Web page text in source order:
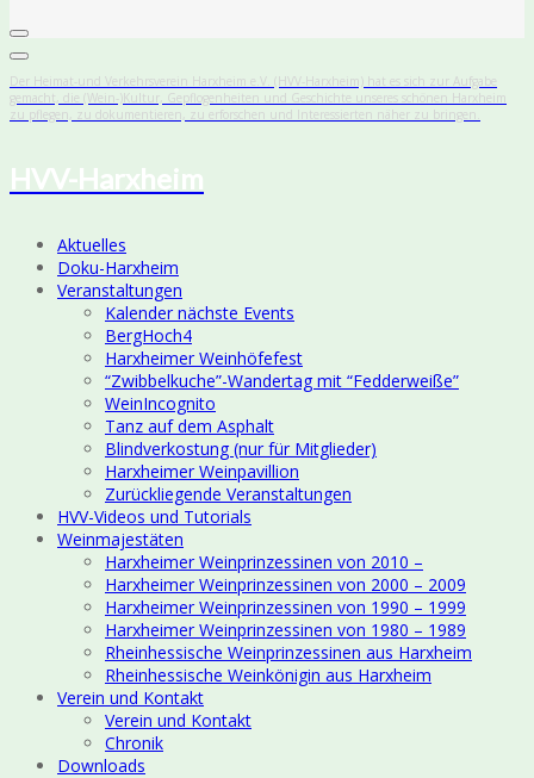
Der Heimat-und Verkehrsverein Harxheim e.V. (HVV-Harxheim) hat es sich zur Aufgabe
gemacht, die (Wein-)Kultur, Gepflogenheiten und Geschichte unseres schönen Harxheim
zu pflegen, zu dokumentieren, zu erforschen und Interessierten näher zu bringen.
HVV-Harxheim
Aktuelles
Doku-Harxheim
Veranstaltungen
Kalender nächste Events
BergHoch4
Harxheimer Weinhöfefest
“Zwibbelkuche”-Wandertag mit “Fedderweiße”
WeinIncognito
Tanz auf dem Asphalt
Blindverkostung (nur für Mitglieder)
Harxheimer Weinpavillion
Zurückliegende Veranstaltungen
HVV-Videos und Tutorials
Weinmajestäten
Harxheimer Weinprinzessinen von 2010 –
Harxheimer Weinprinzessinen von 2000 – 2009
Harxheimer Weinprinzessinen von 1990 – 1999
Harxheimer Weinprinzessinen von 1980 – 1989
Rheinhessische Weinprinzessinen aus Harxheim
Rheinhessische Weinkönigin aus Harxheim
Verein und Kontakt
Verein und Kontakt
Chronik
Downloads